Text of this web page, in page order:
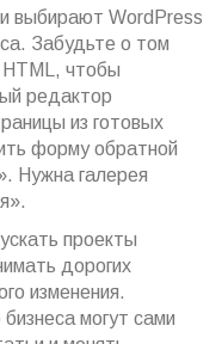
выбирают WordPress
Забудьте о том
HTML, чтобы
редактор
из готовых
форму обратной
Нужна галерея
проекты
дорогих
изменения.
могут сами